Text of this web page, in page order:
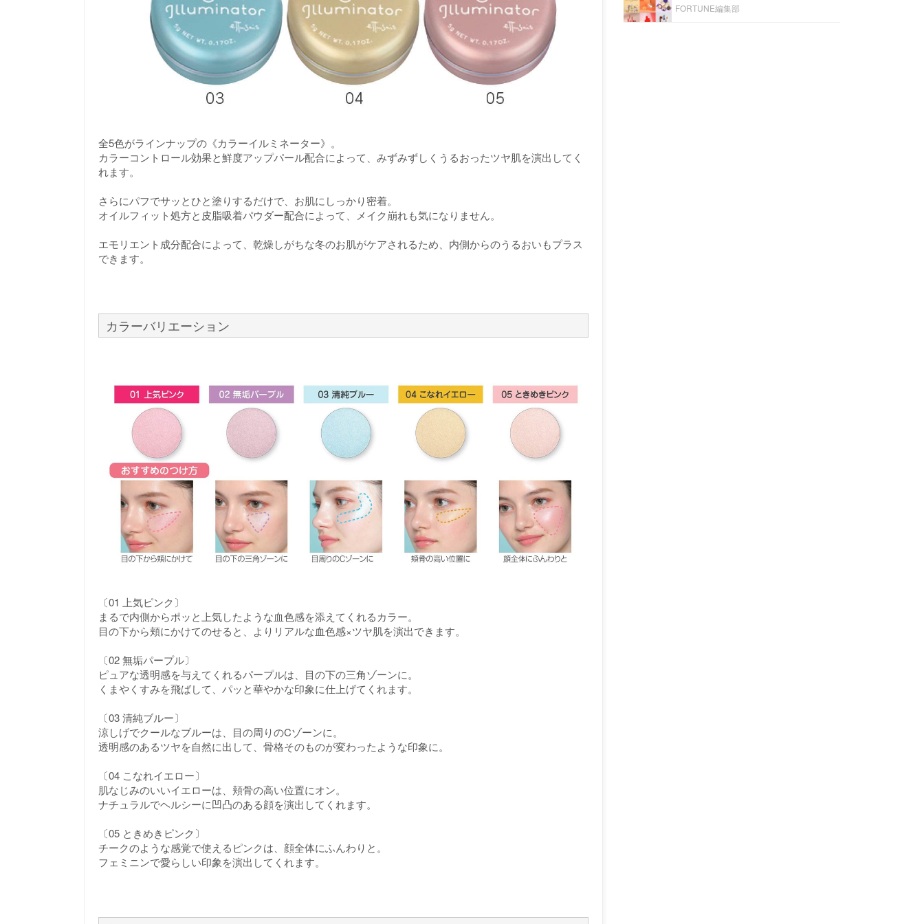
全5色がラインナップの《カラーイルミネーター》。
カラーコントロール効果と鮮度アップパール配合によって、みずみずしくうるおったツヤ肌を演出してく
れます。
さらにパフでサッとひと塗りするだけで、お肌にしっかり密着。
オイルフィット処方と皮脂吸着パウダー配合によって、メイク崩れも気になりません。
エモリエント成分配合によって、乾燥しがちな冬のお肌がケアされるため、内側からのうるおいもプラス
できます。
カラーバリエーション
〔01 上気ピンク〕
まるで内側からポッと上気したような血色感を添えてくれるカラー。
目の下から頬にかけてのせると、よりリアルな血色感×ツヤ肌を演出できます。
〔02 無垢パープル〕
ピュアな透明感を与えてくれるパープルは、目の下の三角ゾーンに。
くまやくすみを飛ばして、パッと華やかな印象に仕上げてくれます。
〔03 清純ブルー〕
涼しげでクールなブルーは、目の周りのCゾーンに。
透明感のあるツヤを自然に出して、骨格そのものが変わったような印象に。
〔04 こなれイエロー〕
肌なじみのいいイエローは、頬骨の高い位置にオン。
ナチュラルでヘルシーに凹凸のある顔を演出してくれます。
〔05 ときめきピンク〕
チークのような感覚で使えるピンクは、顔全体にふんわりと。
フェミニンで愛らしい印象を演出してくれます。
FORTUNE編集部